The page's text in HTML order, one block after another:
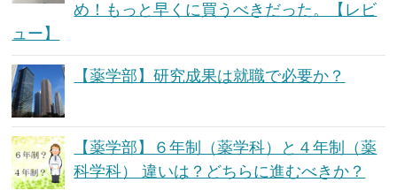
め！もっと早くに買うべきだった。【レビ
ュー】
【薬学部】研究成果は就職で必要か？
【薬学部】６年制（薬学科）と４年制（薬
科学科） 違いは？どちらに進むべきか？